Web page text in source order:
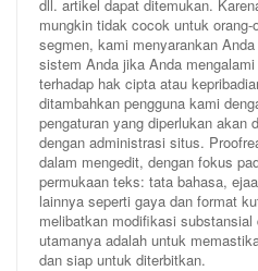
dll. artikel dapat ditemukan.
mungkin tidak cocok untuk
segmen, kami menyarankan
sistem Anda jika Anda
terhadap hak cipta atau
ditambahkan pengguna kami
pengaturan yang diperlukan
dengan administrasi situs.
dalam mengedit, dengan fokus
permukaan teks: tata bahasa,
lainnya seperti gaya dan format
melibatkan modifikasi
utamanya adalah untuk
dan siap untuk diterbitkan.